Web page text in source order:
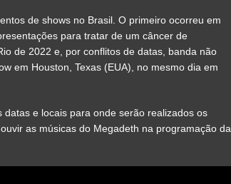
de shows no Brasil. O primeiro ocorreu em
para tratar de um câncer de
de 2022 e, por conflitos de datas, banda não
em Houston, Texas (EUA), no mesmo dia em
e locais para onde serão realizados os
as músicas do Megadeth na programação da